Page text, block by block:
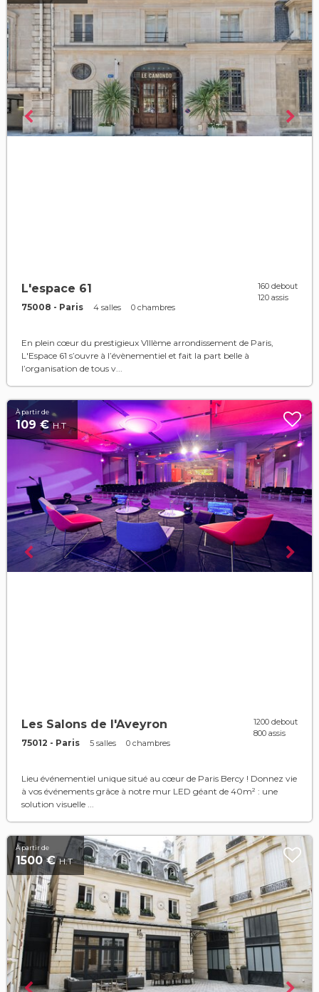
L'espace 61
75008 - Paris 4 salles 0 chambres
160 debout
120 assis
En plein cœur du prestigieux VIIIème arrondissement de Paris,
L'Espace 61 s’ouvre à l’évènementiel et fait la part belle à
l’organisation de tous v...
À partir de
109 €H.T
Les Salons de l'Aveyron
75012 - Paris 5 salles 0 chambres
1200 debout
800 assis
Lieu événementiel unique situé au cœur de Paris Bercy ! Donnez vie
à vos événements grâce à notre mur LED géant de 40m² : une
solution visuelle ...
À partir de
1500 €H.T